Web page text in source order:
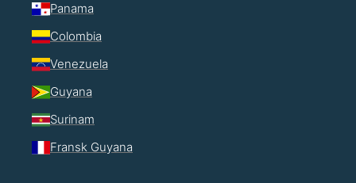
Panama
Colombia
Venezuela
Guyana
Surinam
Fransk Guyana